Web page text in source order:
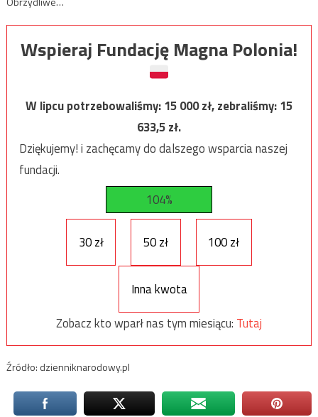
Wspieraj Fundację Magna Polonia!
W lipcu potrzebowaliśmy:15 000zł, zebraliśmy:15
633,5zł.
Dziękujemy! i zachęcamy do dalszego wsparcia naszej
fundacji.
104%
30 zł 50 zł 100 zł
Inna kwota
Zobacz kto wparł nas tym miesiącu: Tutaj
Źródło: dzienniknarodowy.pl